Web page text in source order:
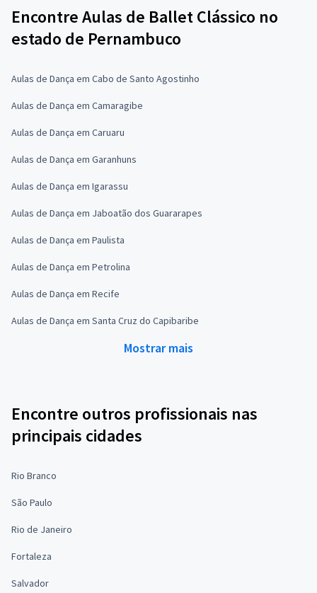
Encontre Aulas de Ballet Clássico no
estado de Pernambuco
Aulas de Dança em Cabo de Santo Agostinho
Aulas de Dança em Camaragibe
Aulas de Dança em Caruaru
Aulas de Dança em Garanhuns
Aulas de Dança em Igarassu
Aulas de Dança em Jaboatão dos Guararapes
Aulas de Dança em Paulista
Aulas de Dança em Petrolina
Aulas de Dança em Recife
Aulas de Dança em Santa Cruz do Capibaribe
Mostrar mais
Encontre outros profissionais nas
principais cidades
Rio Branco
São Paulo
Rio de Janeiro
Fortaleza
Salvador